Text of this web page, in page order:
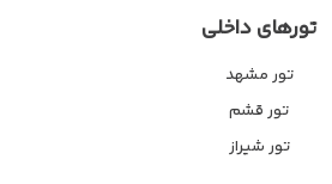
تورهای داخلی
تور مشهد
تور قشم
تور شیراز